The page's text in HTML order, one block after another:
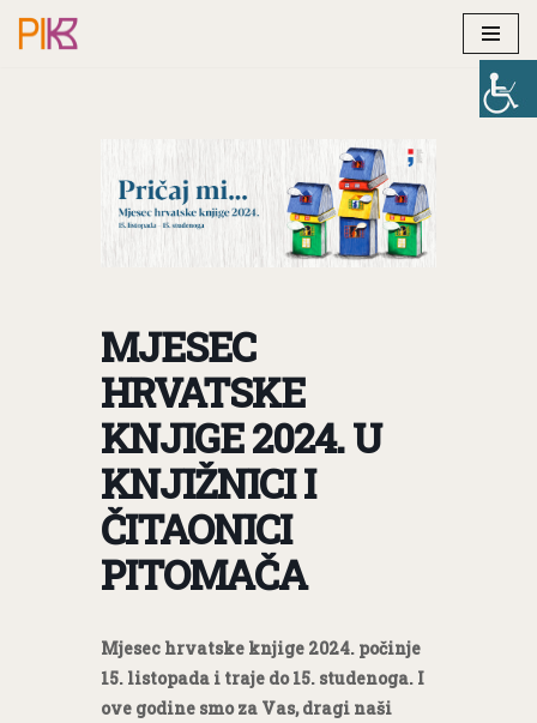
MJESEC
HRVATSKE
KNJIGE 2024. U
KNJIŽNICI I
ČITAONICI
PITOMAČA
Mjesec hrvatske knjige 2024. počinje
15. listopada i traje do 15. studenoga. I
ove godine smo za Vas, dragi naši